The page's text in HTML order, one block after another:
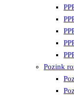
Pozink